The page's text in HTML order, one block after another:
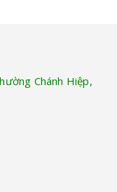
Chánh Hiệp,